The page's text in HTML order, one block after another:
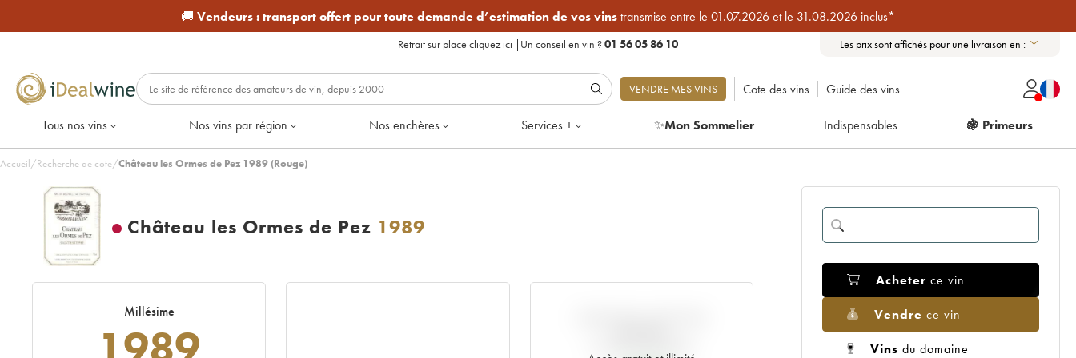
🚚 Vendeurs :transport offert pour toute demande d’estimation de vos vinstransmise entre le 01.07.2026 et le 31.08.2026 inclus*
Retrait sur place cliquez ici | Un conseil en vin ?01 56 05 86 10 Les prix sont affichés pour une livraison en :
VENDRE MES VINS Cote des vins Guide des vins
Tous nos vins Nos vins par région Nos enchères Services + ✨Mon Sommelier Indispensables 🍇 Primeurs
Accueil/Recherche de cote/Château les Ormes de Pez 1989 (Rouge)
Château les Ormes de Pez 1989
Millésime
Acheter ce vin
Vendre ce vin
Vins du domaine